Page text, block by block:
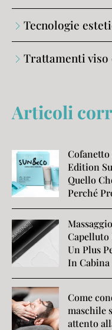
Tecnologie
Trattamenti viso
Articoli
Edition
Quello
Perché
Capelluto
Un Plus
In Cabina
Come
maschile
attento